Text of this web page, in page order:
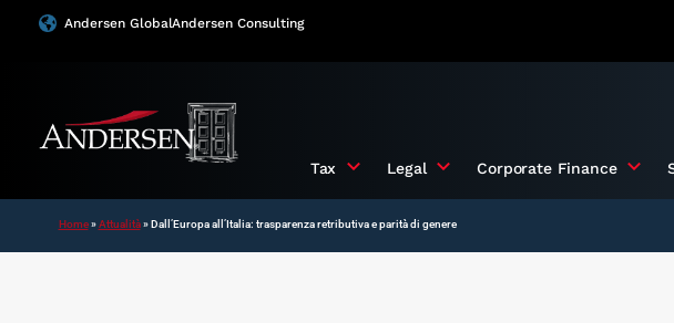
Andersen GlobalAndersen Consulting
Tax Legal Corporate Finance
Home»Attualità»Dall’Europa all’Italia: trasparenza retributiva e parità di genere